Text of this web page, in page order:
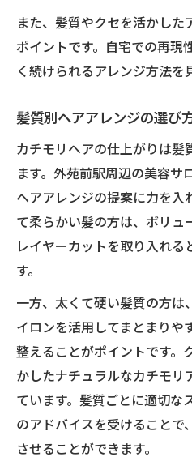
また、髪質やクセを活かし
ポイントです。自宅での再現
く続けられるアレンジ方法を
髪質別ヘアアレンジの選び
カチモリヘアの仕上がりは髪
ます。外苑前駅周辺の美容サ
ヘアアレンジの提案に力を入
て柔らかい髪の方は、ボリュ
レイヤーカットを取り入れる
す。
一方、太くて硬い髪質の方
イロンを活用してまとまりや
整えることがポイントです。
かしたナチュラルなカチモリ
ています。髪質ごとに適切な
のアドバイスを受けることで
させることができます。